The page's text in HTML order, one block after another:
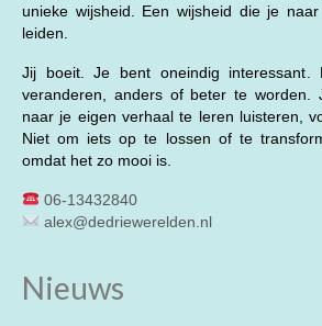
unieke wijsheid. Een wijsheid die je
leiden.
Jij boeit. Je bent oneindig
veranderen, anders of beter te worden.
naar je eigen verhaal te leren luisteren,
Niet om iets op te lossen of te
omdat het zo mooi is.
06-13432840
alex@dedriewerelden.nl
Nieuws